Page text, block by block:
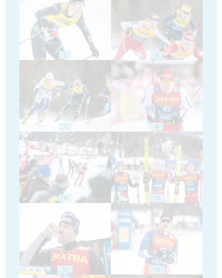
5 6
7 8
9 10
11 12